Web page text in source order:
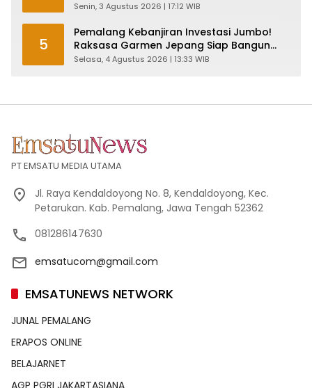
Plt Bupati, Inilah Pesan Ketua Asmam 86
Senin, 3 Agustus 2026 | 17:12 WIB
5
Pemalang Kebanjiran Investasi Jumbo!
Raksasa Garmen Jepang Siap Bangun
Pabrik dan Serap Ribuan Tenaga Kerja
Selasa, 4 Agustus 2026 | 13:33 WIB
PT EMSATU MEDIA UTAMA
Jl. Raya Kendaldoyong No. 8, Kendaldoyong, Kec.
Petarukan. Kab. Pemalang, Jawa Tengah 52362
081286147630
emsatucom@gmail.com
EMSATUNEWS NETWORK
JUNAL PEMALANG
ERAPOS ONLINE
BELAJARNET